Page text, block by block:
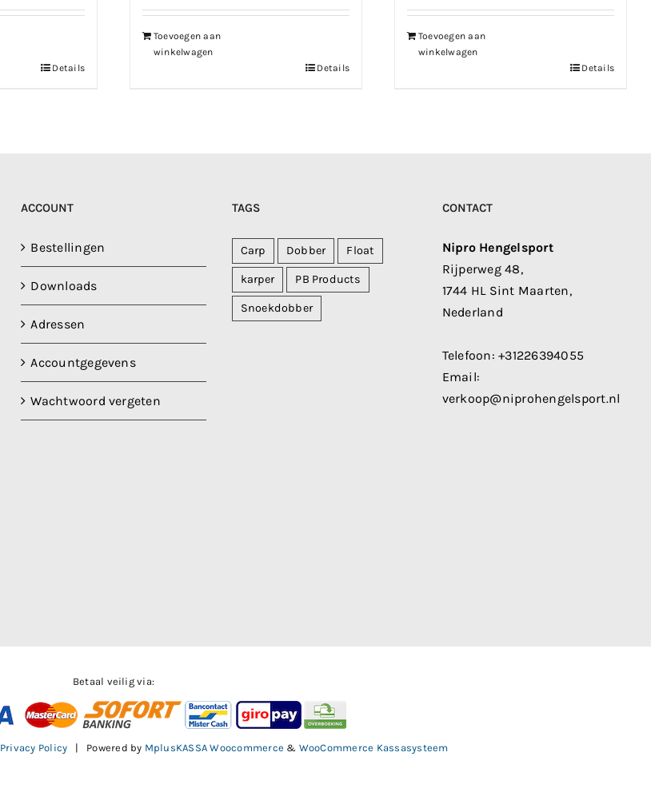
Details
Toevoegen aan
winkelwagen
Details
Toevoegen aan
winkelwagen
Details
ACCOUNT
Bestellingen
Downloads
Adressen
Accountgegevens
Wachtwoord vergeten
TAGS
Carp Dobber Float
karper PB Products
Snoekdobber
CONTACT
Nipro Hengelsport
Rijperweg 48,
1744 HL Sint Maarten,
Nederland
Telefoon:+31226394055
Email:
verkoop@niprohengelsport.nl
Betaal veilig via:
Privacy Policy | Powered by MplusKASSA Woocommerce & WooCommerce Kassasysteem